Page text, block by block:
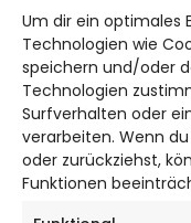
Um dir ein optimales
Technologien wie
speichern und/oder
Technologien
Surfverhalten oder
verarbeiten. Wenn
oder zurückziehst,
Funktionen
Bruchtorwall 12
38100
Telefon: 0531
DAS
SALZGITTER